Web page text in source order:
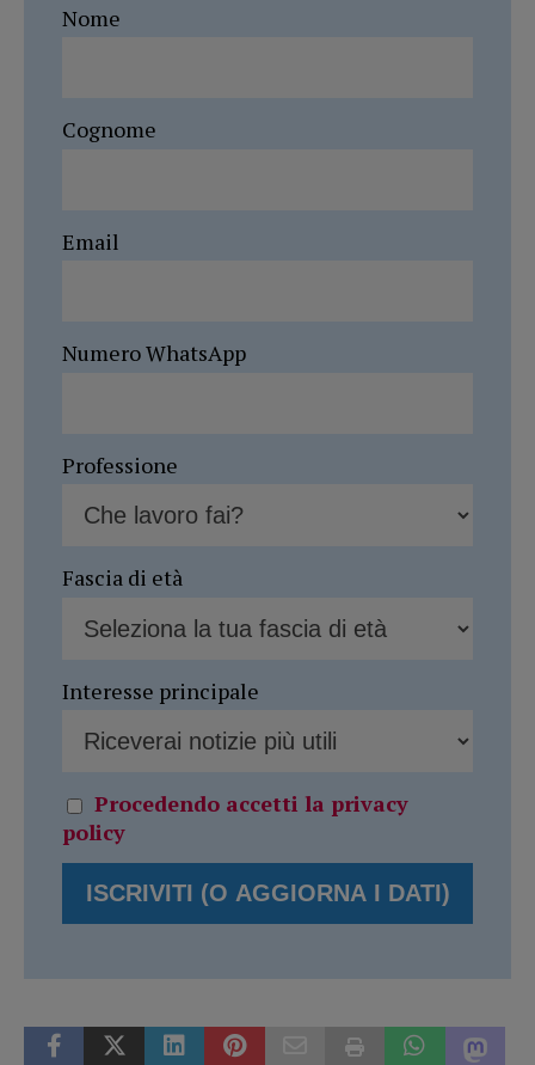
Nome
Cognome
Email
Numero WhatsApp
Professione
Fascia di età
Interesse principale
Procedendo accetti la privacy
policy